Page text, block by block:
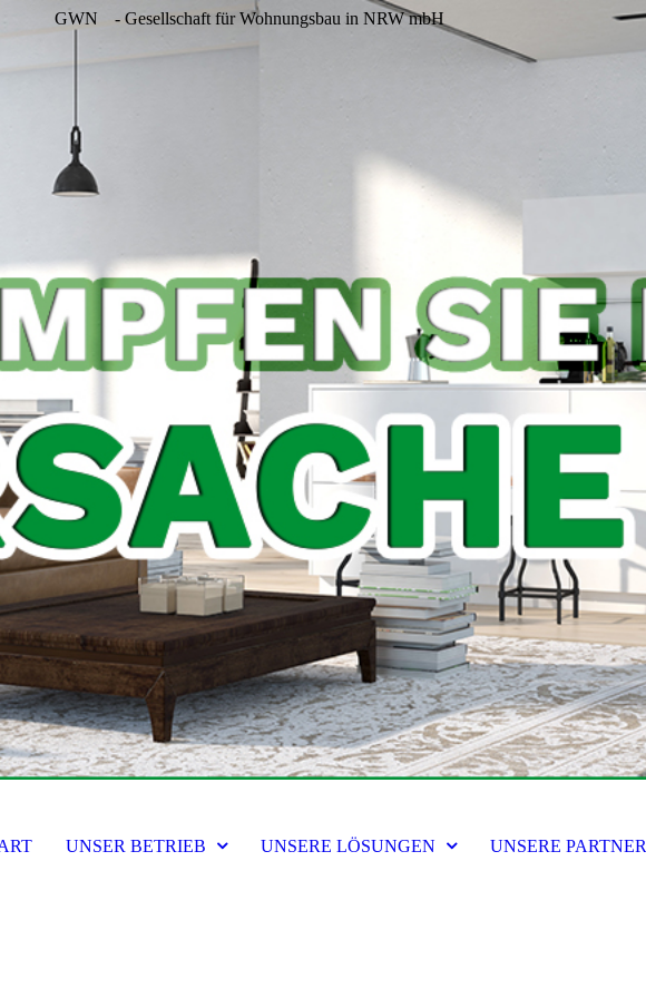
GWN - Gesellschaft für Wohnungsbau in NRW mbH
UNSER BETRIEB UNSERE LÖSUNGEN UNSERE PARTNER